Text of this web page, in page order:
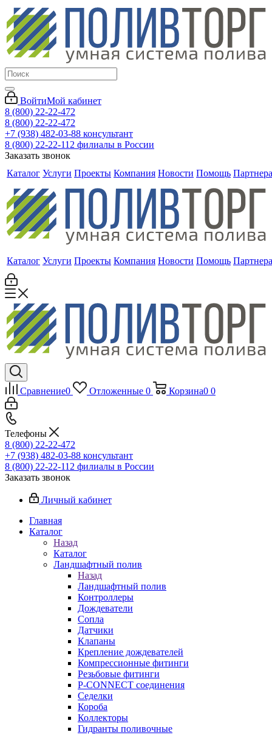
ВойтиМой кабинет
8 (800) 22-22-472
8 (800) 22-22-472
+7 (938) 482-03-88 консультант
8 (800) 22-22-112 филиалы в России
Заказать звонок
Каталог Услуги Проекты Компания Новости Помощь
Каталог Услуги Проекты Компания Новости Помощь
Сравнение0 Отложенные 0 Корзина0 0
Телефоны
8 (800) 22-22-472
+7 (938) 482-03-88 консультант
8 (800) 22-22-112 филиалы в России
Заказать звонок
Личный кабинет
Главная
Каталог
Назад
Каталог
Ландшафтный полив
Назад
Ландшафтный полив
Контроллеры
Дождеватели
Сопла
Датчики
Клапаны
Крепление дождевателей
Компрессионные фитинги
Резьбовые фитинги
P-CONNECT соединения
Седелки
Короба
Коллекторы
Гидранты поливочные